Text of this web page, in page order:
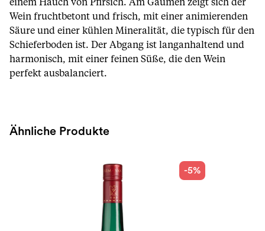
einem Hauch von Pfirsich. Am Gaumen zeigt sich der
Wein fruchtbetont und frisch, mit einer animierenden
Säure und einer kühlen Mineralität, die typisch für den
Schieferboden ist. Der Abgang ist langanhaltend und
harmonisch, mit einer feinen Süße, die den Wein
perfekt ausbalanciert.
Ähnliche Produkte
-5%